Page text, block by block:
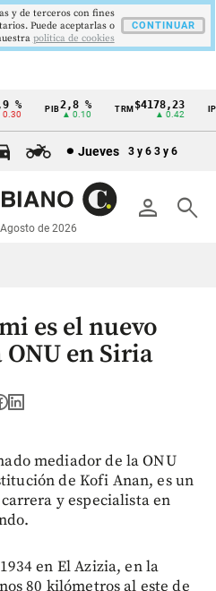
PIB2,8 %
▲ 0.10
TRM$4178,23
▲ 0.42
IPC
Jueves 3 y 6 3 y 6
person search
de 2026
es el nuevo
en Siria
mediador de la ONU
de Kofi Anan, es un
y especialista en
en El Azizia, en la
80 kilómetros al este de
y de terceros con fines
Puede aceptarlas o
politica de cookies
CONTINUAR